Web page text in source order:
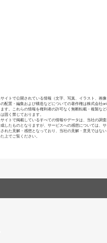
サイトで公開されている情報（文字、写真、イラスト、画
の配置・編集および構造などについての著作権は株式会社
ます。これらの情報を権利者の許可なく無断転載・複製な
は固く禁じております。
サイトで掲載しているすべての情報やデータは、当社の調
成したものとなりますが、サービスへの感想については、
された見解・感想となっており、当社の見解・意見ではな
上でご覧ください。